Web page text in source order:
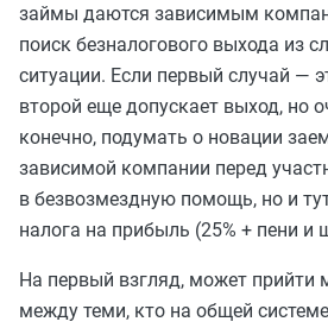
займы даются зависимым
поиск безналогового выхода из
ситуации. Если первый случай —
второй еще допускает выход, но
конечно, подумать о новации
зависимой компании перед
в безвозмездную помощь, но и
налога на прибыль (25% + пени и
На первый взгляд, может прийти
между теми, кто на общей